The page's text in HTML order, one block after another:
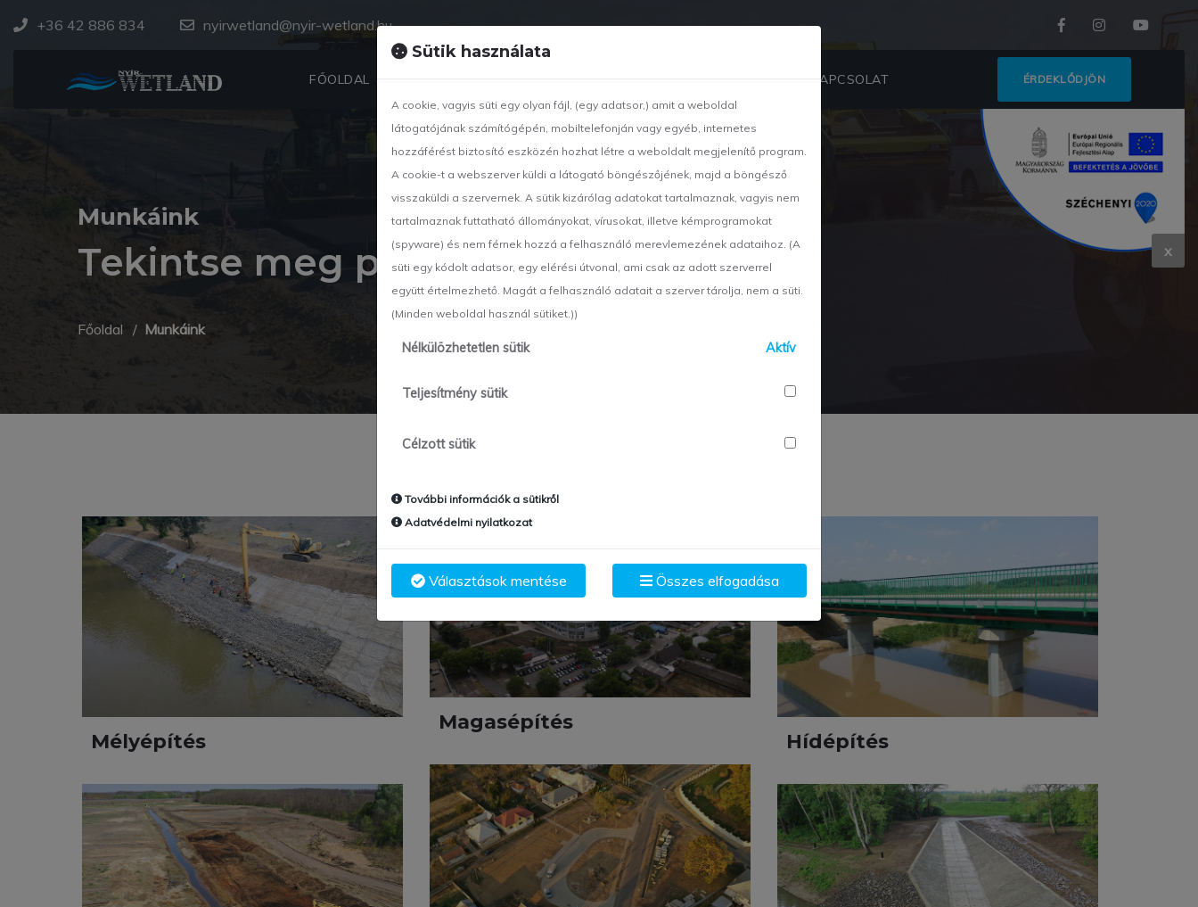
+36 42 886 834 nyirwetland@nyir-wetland.hu
FŐOLDAL KAPCSOLAT ÉRDEKLŐDJÖN
x
Munkáink
Tekintse meg projektjeinket
Főoldal Munkáink
Mélyépítés
Magasépítés
Hídépítés
Sütik használata
A cookie, vagyis süti egy olyan fájl, (egy adatsor,) amit a weboldal
látogatójának számítógépén, mobiltelefonján vagy egyéb, internetes
hozzáférést biztosító eszközén hozhat létre a weboldalt megjelenítő program.
A cookie-t a webszerver küldi a látogató böngészőjének, majd a böngésző
visszaküldi a szervernek. A sütik kizárólag adatokat tartalmaznak, vagyis nem
tartalmaznak futtatható állományokat, vírusokat, illetve kémprogramokat
(spyware) és nem férnek hozzá a felhasználó merevlemezének adataihoz. (A
süti egy kódolt adatsor, egy elérési útvonal, ami csak az adott szerverrel
együtt értelmezhető. Magát a felhasználó adatait a szerver tárolja, nem a süti.
(Minden weboldal használ sütiket.))
Nélkülözhetetlen sütik Aktív
Teljesítmény sütik
Célzott sütik
További információk a sütikről
Adatvédelmi nyilatkozat
Választások mentése Összes elfogadása